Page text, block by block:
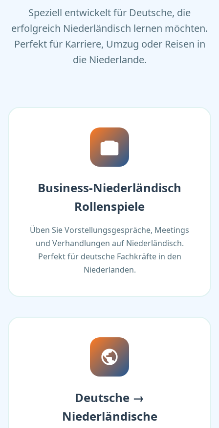
Speziell entwickelt für Deutsche, die
erfolgreich Niederländisch lernen möchten.
Perfekt für Karriere, Umzug oder Reisen in
die Niederlande.
Business-Niederländisch
Rollenspiele
Üben Sie Vorstellungsgespräche, Meetings
und Verhandlungen auf Niederländisch.
Perfekt für deutsche Fachkräfte in den
Niederlanden.
Deutsche →
Niederländische